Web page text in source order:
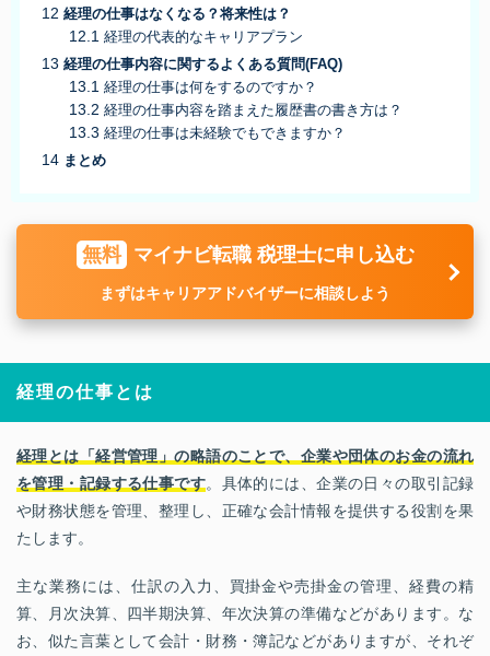
経理の仕事はなくなる？将来性は？
経理の代表的なキャリアプラン
経理の仕事内容に関するよくある質問(FAQ)
経理の仕事は何をするのですか？
経理の仕事内容を踏まえた履歴書の書き方は？
経理の仕事は未経験でもできますか？
まとめ
無料 マイナビ転職 税理士に申し込む
まずはキャリアアドバイザーに相談しよう
経理の仕事とは
経理とは「経営管理」の略語のことで、企業や団体のお金の流れ
を管理・記録する仕事です。具体的には、企業の日々の取引記録
や財務状態を管理、整理し、正確な会計情報を提供する役割を果
たします。
主な業務には、仕訳の入力、買掛金や売掛金の管理、経費の精
算、月次決算、四半期決算、年次決算の準備などがあります。な
お、似た言葉として会計・財務・簿記などがありますが、それぞ